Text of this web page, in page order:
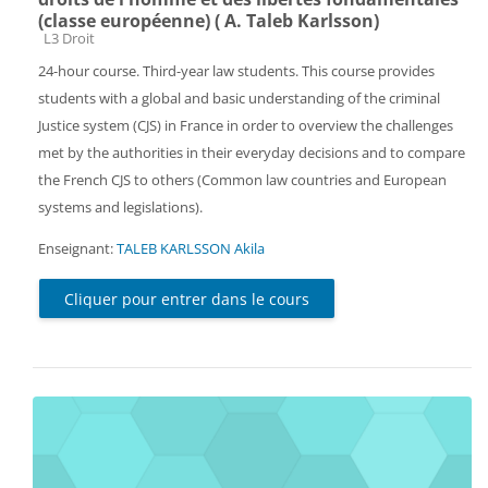
(classe européenne) ( A. Taleb Karlsson)
Catégorie de cours
L3 Droit
24-hour course. Third-year law students. This course provides
students with a global and basic understanding of the criminal
Justice system (CJS) in France in order to overview the challenges
met by the authorities in their everyday decisions and to compare
the French CJS to others (Common law countries and European
systems and legislations).
Enseignant:TALEB KARLSSON Akila
Cliquer pour entrer dans le cours